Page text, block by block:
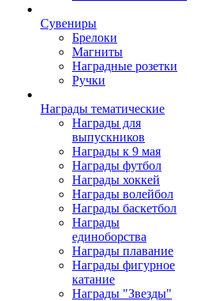
Сувениры
Брелоки
Магниты
Наградные розетки
Ручки
Награды тематические
Награды для
выпускников
Награды к 9 мая
Награды футбол
Награды хоккей
Награды волейбол
Награды баскетбол
Награды
единоборства
Награды плавание
Награды фигурное
катание
Награды "Звезды"